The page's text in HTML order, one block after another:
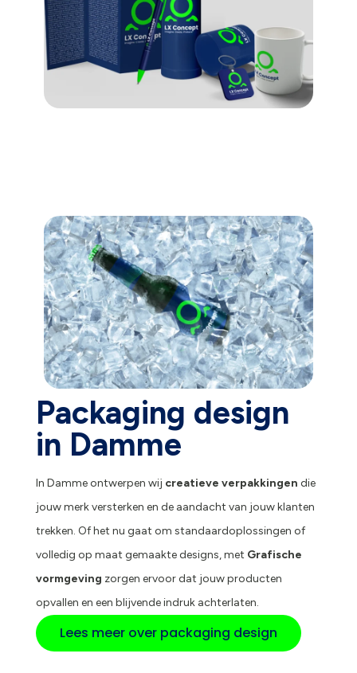
Packaging design
in Damme
In Damme ontwerpen wij creatieve verpakkingen die
jouw merk versterken en de aandacht van jouw klanten
trekken. Of het nu gaat om standaardoplossingen of
volledig op maat gemaakte designs, met Grafische
vormgeving zorgen ervoor dat jouw producten
opvallen en een blijvende indruk achterlaten.
Lees meer over packaging design